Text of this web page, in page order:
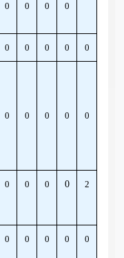
0 0 0 0
0 0 0 0 0
0 0 0 0 0
0 0 0 0 2
0 0 0 0 0